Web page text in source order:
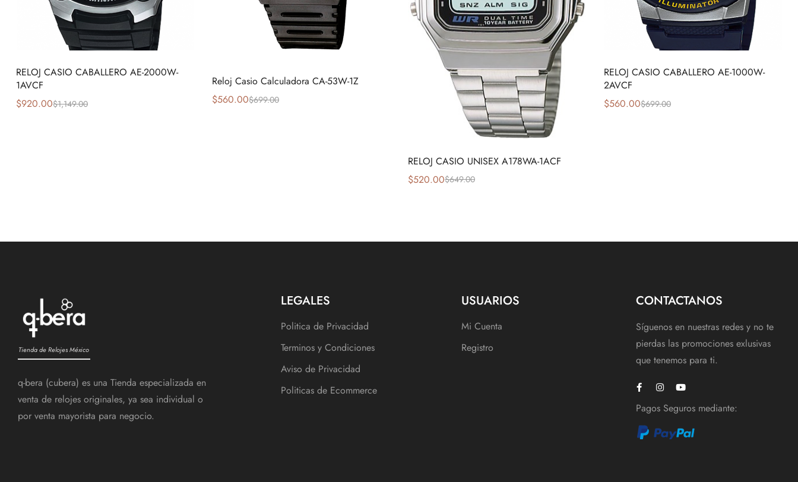
RELOJ CASIO CABALLERO AE-2000W-
1AVCF
$1,149.00
$920.00
Reloj Casio Calculadora CA-53W-1Z
$699.00
$560.00
RELOJ CASIO UNISEX A178WA-1ACF
$649.00
$520.00
RELOJ CASIO CABALLERO AE-1000W-
2AVCF
$699.00
$560.00
Tienda de Relojes México
q-bera (cubera) es una Tienda especializada en
venta de relojes originales, ya sea individual o
por venta mayorista para negocio.
LEGALES
Politica de Privacidad
Terminos y Condiciones
Aviso de Privacidad
Politicas de Ecommerce
USUARIOS
Mi Cuenta
Registro
CONTACTANOS
Síguenos en nuestras redes y no te
pierdas las promociones exlusivas
que tenemos para ti.
Pagos Seguros mediante: